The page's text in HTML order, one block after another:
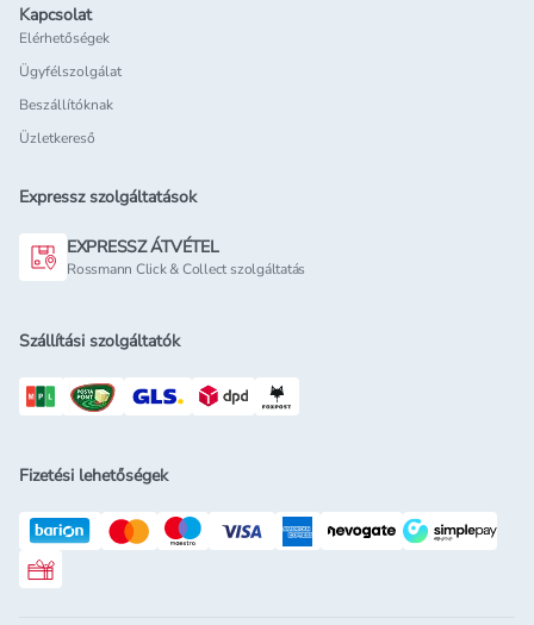
Kapcsolat
Elérhetőségek
Ügyfélszolgálat
Beszállítóknak
Üzletkereső
Expressz szolgáltatások
EXPRESSZ ÁTVÉTEL
Rossmann Click & Collect szolgáltatás
Szállítási szolgáltatók
Fizetési lehetőségek
Rossmann ajándékkártya